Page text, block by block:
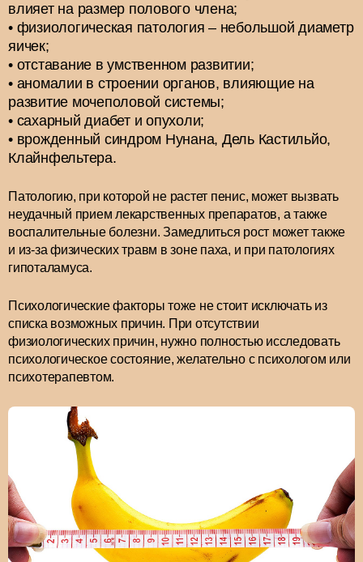
влияет на размер полового члена;
физиологическая патология – небольшой диаметр
яичек;
отставание в умственном развитии;
аномалии в строении органов, влияющие на
развитие мочеполовой системы;
сахарный диабет и опухоли;
врожденный синдром Нунана, Дель Кастильйо,
Клайнфельтера.
Патологию, при которой не растет пенис, может вызвать
неудачный прием лекарственных препаратов, а также
воспалительные болезни. Замедлиться рост может также
и из-за физических травм в зоне паха, и при патологиях
гипоталамуса.
Психологические факторы тоже не стоит исключать из
списка возможных причин. При отсутствии
физиологических причин, нужно полностью исследовать
психологическое состояние, желательно с психологом или
психотерапевтом.